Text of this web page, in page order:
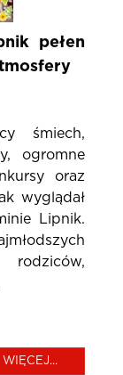
pełen
śmiech,
ogromne
oraz
wyglądał
Lipnik.
WIĘCEJ...